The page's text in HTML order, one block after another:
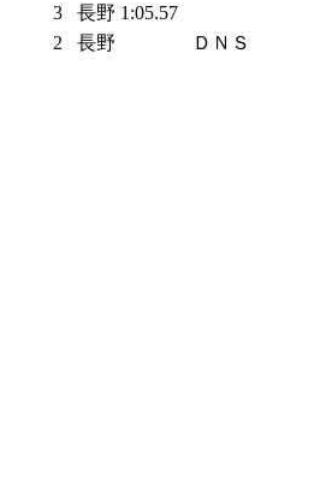
3 長野 1:05.57
2 長野 ＤＮＳ